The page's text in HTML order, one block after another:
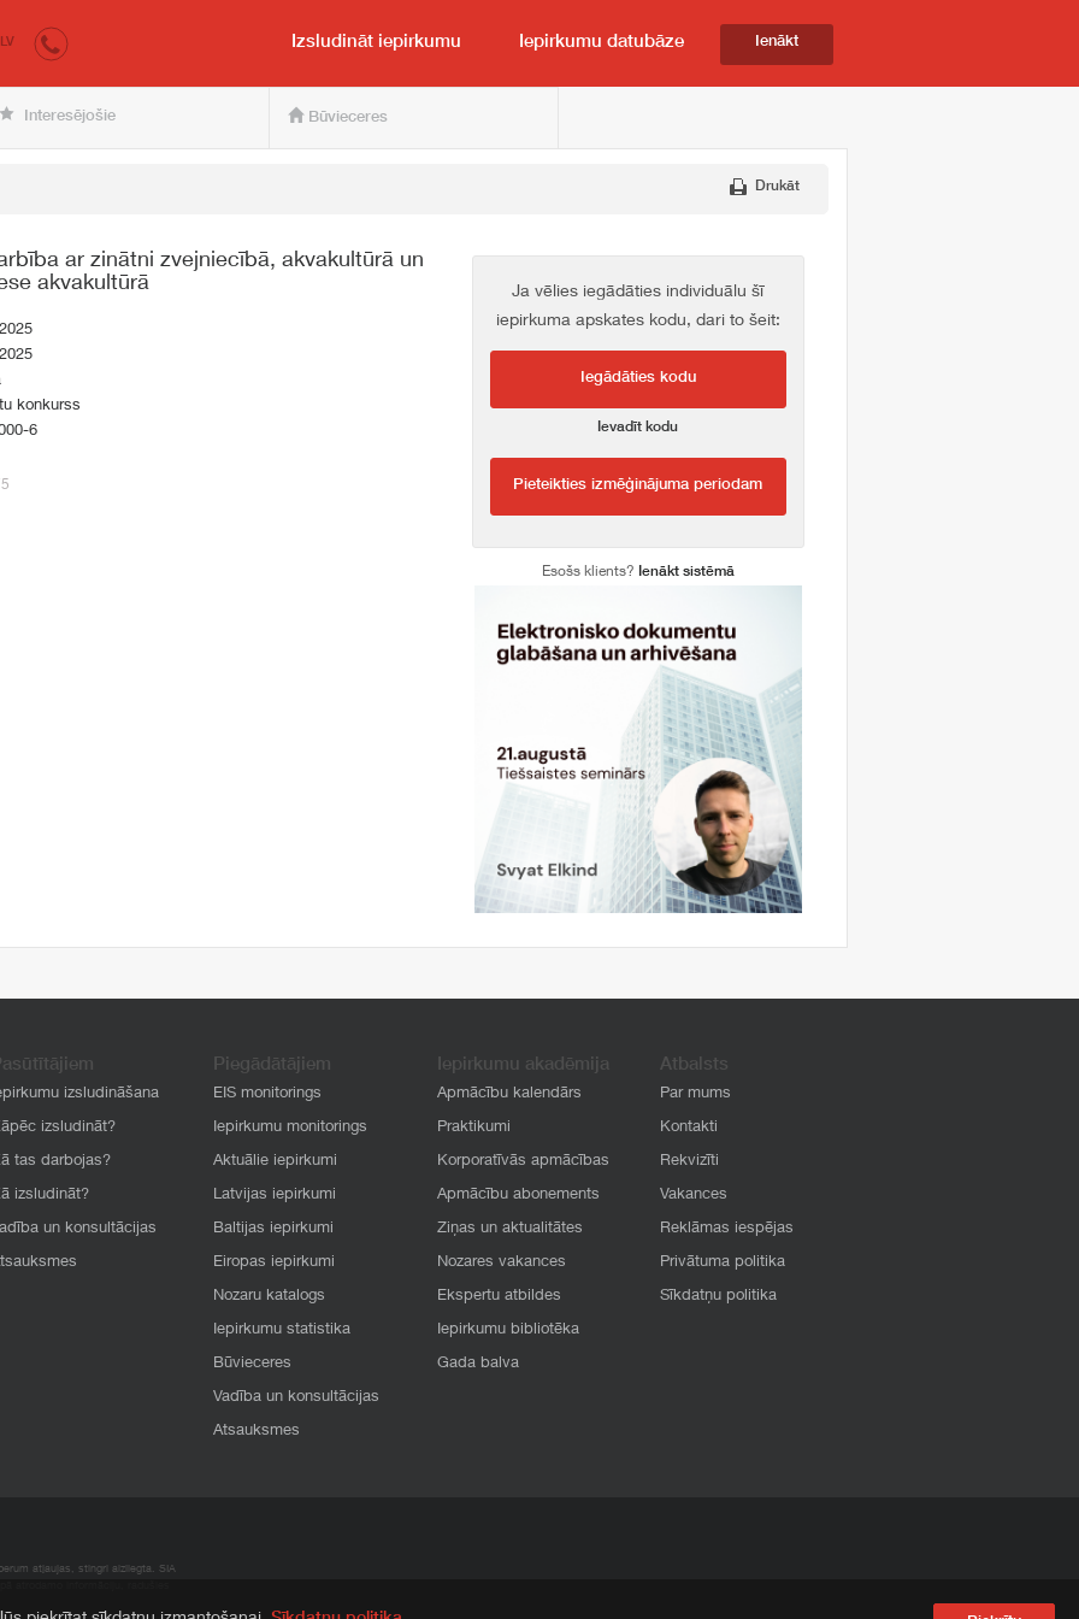
pircējam un pārdevējam
LV Izsludināt iepirkumu Iepirkumu datubāze Ienākt
Interesējošie Būvieceres
Drukāt
ar zinātni zvejniecībā, akvakultūrā un
akvakultūrā
konkurss
6
Ja vēlies iegādāties individuālu šī
iepirkuma apskates kodu, dari to šeit:
Iegādāties kodu
Ievadīt kodu
Pieteikties izmēģinājuma periodam
Esošs klients? Ienākt sistēmā
izsludināšana
izsludināt?
tas darbojas?
izsludināt?
un konsultācijas
Piegādātājiem
EIS monitorings
Iepirkumu monitorings
Aktuālie iepirkumi
Latvijas iepirkumi
Baltijas iepirkumi
Eiropas iepirkumi
Nozaru katalogs
Iepirkumu statistika
Būvieceres
Vadība un konsultācijas
Atsauksmes
Iepirkumu akadēmija
Apmācību kalendārs
Praktikumi
Korporatīvās apmācības
Apmācību abonements
Ziņas un aktualitātes
Nozares vakances
Ekspertu atbildes
Iepirkumu bibliotēka
Gada balva
Atbalsts
Par mums
Kontakti
Rekvizīti
Vakances
Reklāmas iespējas
Privātuma politika
Sīkdatņu politika
atļaujas, stingri aizliegta. SIA